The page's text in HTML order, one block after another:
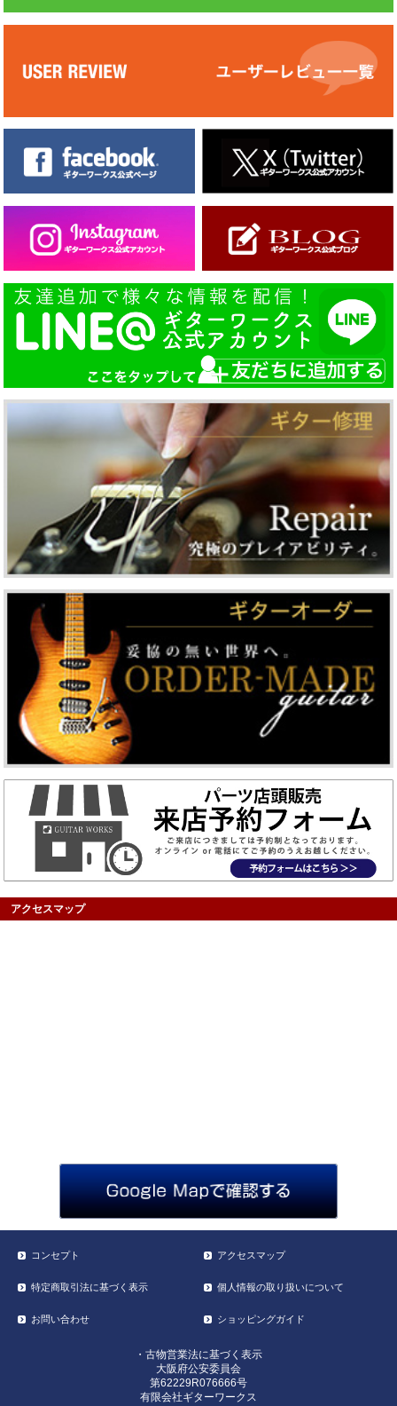
アクセスマップ
コンセプト アクセスマップ
特定商取引法に基づく表示 個人情報の取り扱いについて
お問い合わせ ショッピングガイド
・古物営業法に基づく表示
大阪府公安委員会
第62229R076666号
有限会社ギターワークス